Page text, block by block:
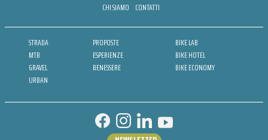
CHI SIAMO CONTATTI
STRADA
MTB
GRAVEL
URBAN
PROPOSTE
ESPERIENZE
BENESSERE
BIKE LAB
BIKE HOTEL
BIKE ECONOMY